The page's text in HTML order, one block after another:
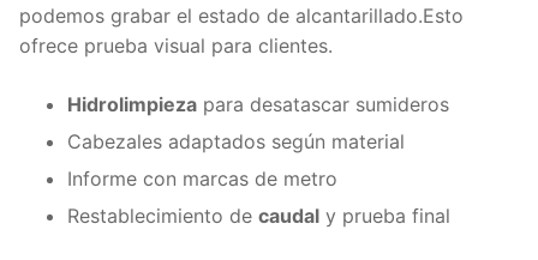
podemos grabar el estado de alcantarillado.Esto
ofrece prueba visual para clientes.
Hidrolimpieza para desatascar sumideros
Cabezales adaptados según material
Informe con marcas de metro
Restablecimiento de caudal y prueba final